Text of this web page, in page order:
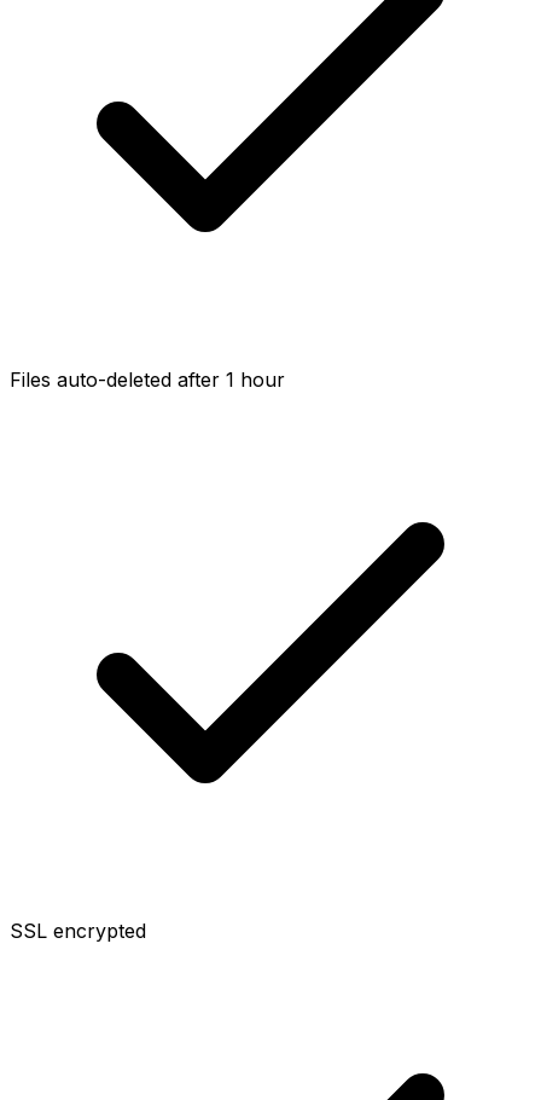
Files auto-deleted after 1 hour
SSL encrypted